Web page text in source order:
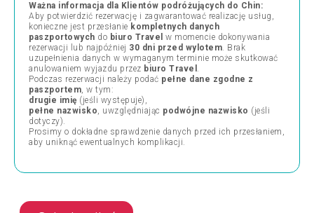
Ważna informacja dla Klientów podróżujących do Chin:
Aby potwierdzić rezerwację i zagwarantować realizację usług,
konieczne jest przesłanie kompletnych danych
paszportowych do biuro Travel w momencie dokonywania
rezerwacji lub najpóźniej 30 dni przed wylotem. Brak
uzupełnienia danych w wymaganym terminie może skutkować
anulowaniem wyjazdu przez biuro Travel .
Podczas rezerwacji należy podać pełne dane zgodne z
paszportem, w tym:
drugie imię (jeśli występuje),
pełne nazwisko, uwzględniając podwójne nazwisko (jeśli
dotyczy).
Prosimy o dokładne sprawdzenie danych przed ich przesłaniem,
aby uniknąć ewentualnych komplikacji.